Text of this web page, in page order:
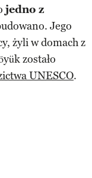
jedno z
Jego
żyli w domach z
zostało
UNESCO.